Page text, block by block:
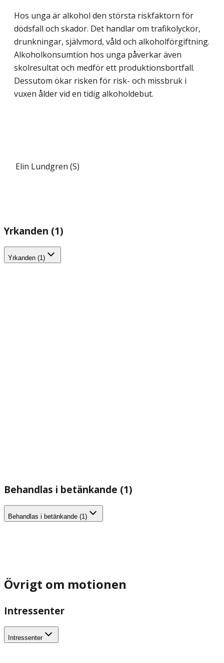
Hos unga är alkohol den största riskfaktorn för
dödsfall och skador. Det handlar om trafikolyckor,
drunkningar, självmord, våld och alkoholförgiftning.
Alkoholkonsumtion hos unga påverkar även
skolresultat och medför ett produktionsbortfall.
Dessutom ökar risken för risk- och missbruk i
vuxen ålder vid en tidig alkoholdebut.
Elin Lundgren (S)
Yrkanden (1)
Yrkanden (1)
Behandlas i betänkande (1)
Behandlas i betänkande (1)
Övrigt om motionen
Intressenter
Intressenter